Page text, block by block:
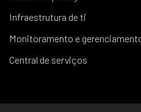
Infraestrutura de ti
Monitoramento e
Central de serviços